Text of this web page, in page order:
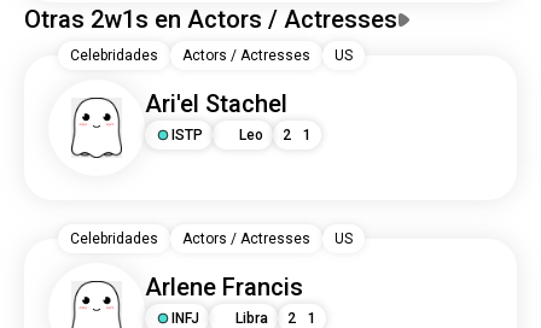
Otras 2w1s en Actors / Actresses
Ari'el Stachel
ISTP Leo 2 1
Celebridades Actors / Actresses US
Arlene Francis
INFJ Libra 2 1
Celebridades Actors / Actresses US